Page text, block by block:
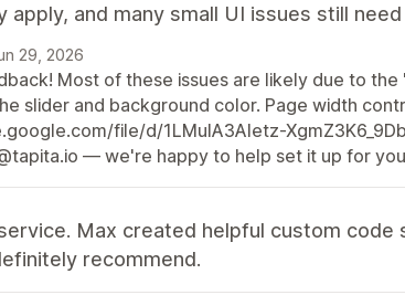
and many small UI issues still
29, 2026
Most of these issues are likely due to
slider and background color. Page width
file/d/1LMuIA3Aletz-
— we're happy to help set it up for
Max created helpful custom code
recommend.